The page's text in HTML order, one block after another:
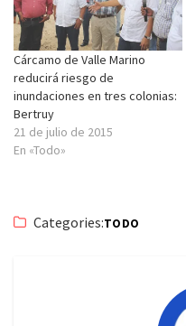
Cárcamo de Valle Marino
reducirá riesgo de
inundaciones en tres colonias:
Bertruy
21 de julio de 2015
En «Todo»
Categories:TODO